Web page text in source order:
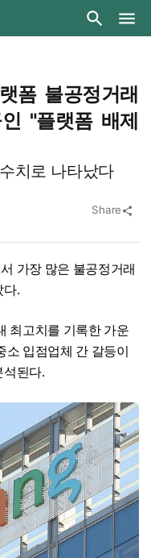
폼 불공정거래
"플랫폼 배제
치로 나타났다
Share share
가장 많은 불공정거래
다.
최고치를 기록한 가운
입점업체 간 갈등이
석된다.